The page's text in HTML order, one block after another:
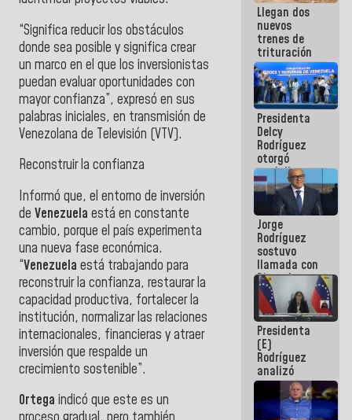
“Significa reducir los obstáculos
donde sea posible y significa crear
un marco en el que los inversionistas
puedan evaluar oportunidades con
mayor confianza”, expresó en sus
palabras iniciales, en transmisión de
Venezolana de Televisión (VTV).
Reconstruir la confianza
Informó que, el entorno de inversión
de Venezuela está en constante
cambio, porque el país experimenta
una nueva fase económica.
“Venezuela está trabajando para
reconstruir la confianza, restaurar la
capacidad productiva, fortalecer la
institución, normalizar las relaciones
internacionales, financieras y atraer
inversión que respalde un
crecimiento sostenible”.
Ortega indicó que este es un
es
embarrarla
Llegan dos
nuevos
trenes de
trituración
para
optimizar
manejo de
escombros
en La Guaira
Presidenta
Delcy
Rodríguez
otorgó
medalla
"Héroe de
Venezuela"
a servidores
públicos
Jorge
Rodríguez
sostuvo
llamada con
Dinorah
Figuera y
acuerdan
primer
encuentro
presencial
para el
diálogo
Presidenta
(E)
Rodríguez
analizó
junto a
gobernadores
planes de